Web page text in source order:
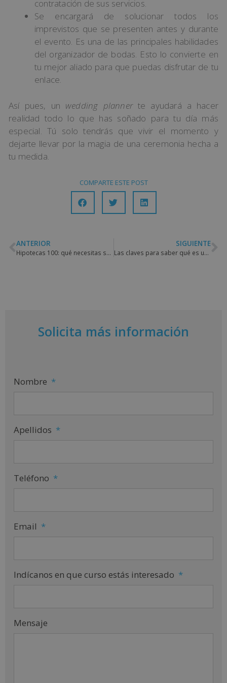
contratación de sus servicios.
Se encargará de solucionar todos los
imprevistos que se presenten antes y durante
el evento. Es una de las principales habilidades
del organizador de bodas. Esto lo convierte en
tu mejor aliado para que puedas disfrutar de tu
enlace.
Así pues, un wedding plannerte ayudará a hacer
realidad todo lo que has soñado para tu día más
especial. Tú solo tendrás que vivir el momento y
dejarte llevar por la magia de una ceremonia hecha a
tu medida.
COMPARTE ESTE POST
ANTERIOR
Hipotecas 100: qué necesitas saber sobre este producto financiero
SIGUIENTE
Las claves para saber qué es un agente de aduanas y conocer sus funciones
Solicita más información
Nombre *
Apellidos *
Teléfono *
Email *
Indícanos en que curso estás interesado *
Mensaje